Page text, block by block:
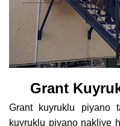
Grant
Grant kuyruklu piyano
kuyruklu piyano nakliye